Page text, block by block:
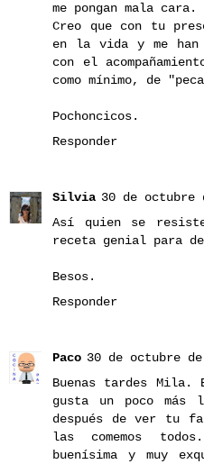
me pongan mala cara.
Creo que con tu
en la vida y me
con el
como mínimo, de
Pochoncicos.
Responder
Silvia 30 de octubre
Así quien se
receta genial para
Besos.
Responder
Paco 30 de octubre
Buenas tardes
gusta un poco
después de ver tu
las comemos
buenísima y muy